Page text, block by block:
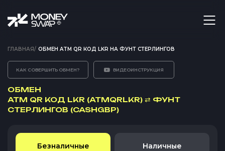
ГЛАВНАЯ/ ОБМЕН ATM QR КОД LKR НА ФУНТ СТЕРЛИНГОВ
КАК СОВЕРШИТЬ ОБМЕН? ВИДЕОИНСТРУКЦИЯ
ОБМЕН
ATM QR КОД LKR (ATMQRLKR) ⇄ ФУНТ
СТЕРЛИНГОВ (CASHGBP)
Безналичные Наличные